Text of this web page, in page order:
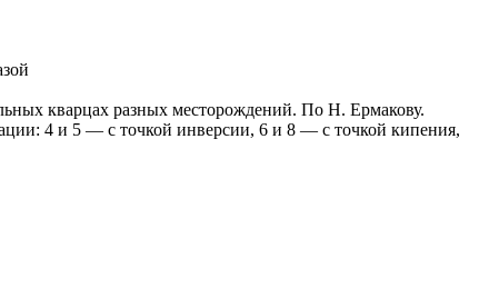
кварцах разных месторождений. По Н. Ермакову.
4 и 5 — с точкой инверсии, 6 и 8 — с точкой кипения,